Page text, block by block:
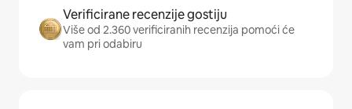
Verificirane recenzije gostiju
Više od 2.360 verificiranih recenzija pomoći će
vam pri odabiru